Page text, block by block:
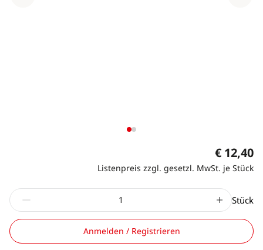
€ 12,40
Listenpreis zzgl. gesetzl. MwSt. je Stück
Stück
Anmelden / Registrieren